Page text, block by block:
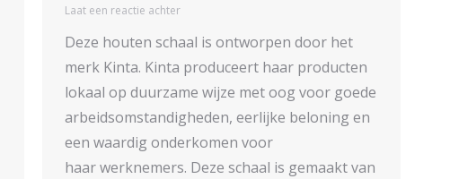
Laat een reactie achter
Deze houten schaal is ontworpen door het
merk Kinta. Kinta produceert haar producten
lokaal op duurzame wijze met oog voor goede
arbeidsomstandigheden, eerlijke beloning en
een waardig onderkomen voor
haar werknemers. Deze schaal is gemaakt van